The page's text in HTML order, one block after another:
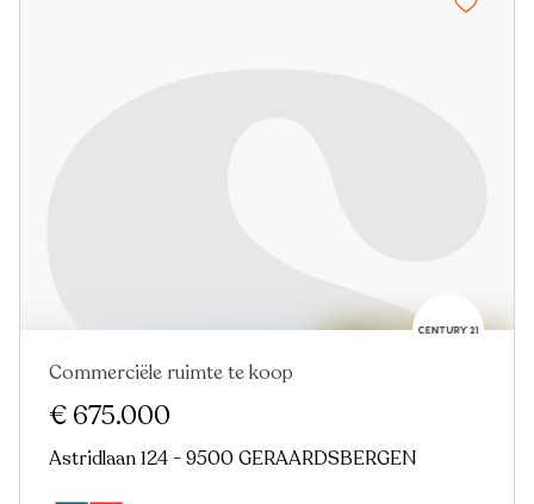
Nieuw
Commerciële ruimte te koop
€ 675.000
Astridlaan 124 - 9500 GERAARDSBERGEN